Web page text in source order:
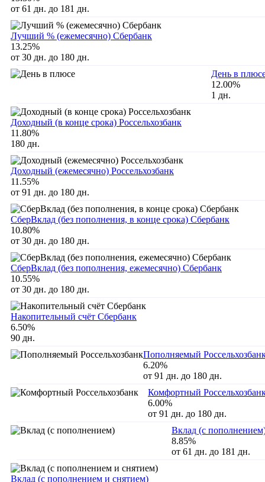
от 61 дн. до 181 дн.
Лучший % (ежемесячно) Сбербанк
13.25%
от 30 дн. до 180 дн.
День в
12.00%
1 дн.
Доходный (в конце срока) Россельхозбанк
11.80%
180 дн.
Доходный (ежемесячно) Россельхозбанк
11.55%
от 91 дн. до 180 дн.
СберВклад (без пополнения, в конце срока) Сбербанк
10.80%
от 30 дн. до 180 дн.
СберВклад (без пополнения, ежемесячно) Сбербанк
10.55%
от 30 дн. до 180 дн.
Накопительный счёт Сбербанк
6.50%
90 дн.
Пополняемый
6.20%
от 91 дн. до 180 дн.
Комфортный
6.00%
от 91 дн. до 180 дн.
Вклад (с
8.85%
от 61 дн. до 181 дн.
Вклад (с пополнением и снятием)